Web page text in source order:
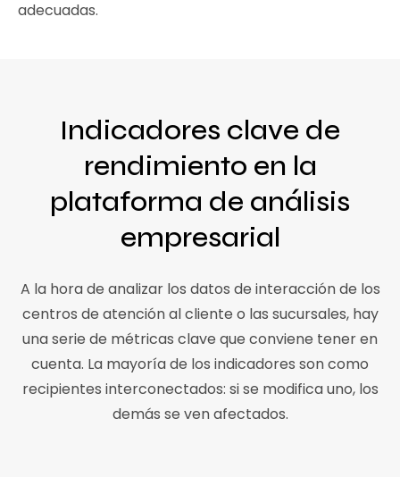
adecuadas.
Indicadores clave de
rendimiento en la
plataforma de análisis
empresarial
A la hora de analizar los datos de interacción de los
centros de atención al cliente o las sucursales, hay
una serie de métricas clave que conviene tener en
cuenta. La mayoría de los indicadores son como
recipientes interconectados: si se modifica uno, los
demás se ven afectados.